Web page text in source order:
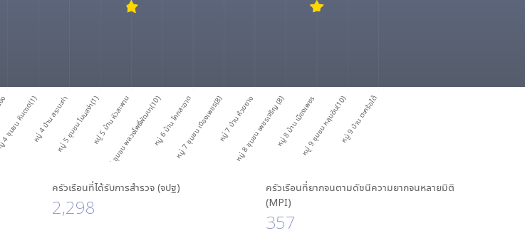
งน หินดาด(1)หมู่ 4 บ้าน สระมะค่าหมู่ 5 ชุมชน โนนสง่า(1)หมู่ 5 บ้าน หัวสะพาน
หมู่ 6 ชุมชน พลวงโพธิ์พัฒนา(10)หมู่ 6 บ้าน โคกสะอาดหมู่ 7 ชุมชน เมืองเพชร(8)หมู่ 7 บ้าน ห้วยยางหมู่ 8 ชุมชน เพชรเจริญ (8)หมู่ 8 บ้าน เมืองเพชรหมู่ 9 ชุมชน หลุมดิน(10)หมู่ 9 บ้าน ตะคร้อใต้
ครัวเรือนที่ได้รับการสำรวจ (จปฐ)
2,298
ครัวเรือนที่ยากจนตามดัชนีความยากจนหลายมิติ
(MPI)
357